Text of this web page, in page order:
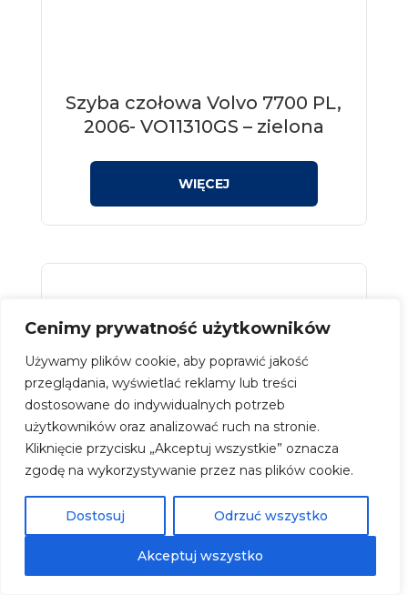
Cenimy prywatność użytkowników
Używamy plików cookie, aby poprawić jakość
przeglądania, wyświetlać reklamy lub treści
dostosowane do indywidualnych potrzeb
użytkowników oraz analizować ruch na stronie.
Kliknięcie przycisku „Akceptuj wszystkie” oznacza
zgodę na wykorzystywanie przez nas plików cookie.
Dostosuj Odrzuć wszystko
Akceptuj wszystko
Szyba czołowa Volvo 7700 PL,
2006- VO11310GS – zielona
Szyba czołowa Volvo 7700 PL,
2006- VO11310CS – bezbarwna